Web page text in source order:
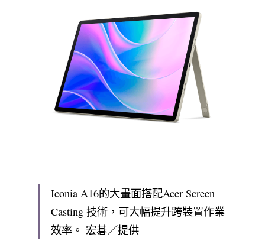
Iconia A16的大畫面搭配Acer Screen
Casting 技術，可大幅提升跨裝置作業
效率。 宏碁／提供